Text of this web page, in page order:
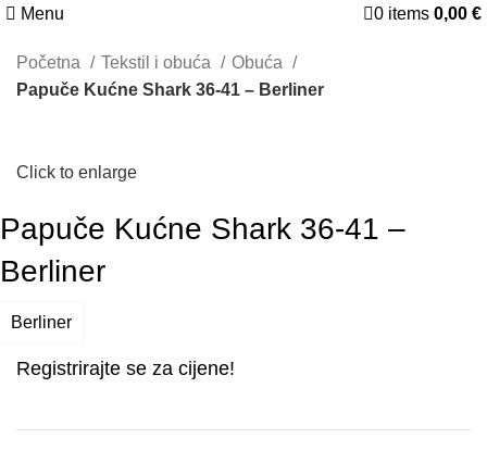
Menu 0 items 0,00 €
Početna Tekstil i obuća
Obuća
Papuče Kućne Shark 36-41 – Berliner
Click to enlarge
Papuče Kućne Shark 36-41 –
Berliner
Berliner
Registrirajte se za cijene!